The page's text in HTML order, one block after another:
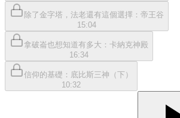
除了金字塔，法老還有這個選擇：帝王谷
15:04
拿破崙也想知道有多大：卡納克神殿
16:34
信仰的基礎：底比斯三神（下）
10:32